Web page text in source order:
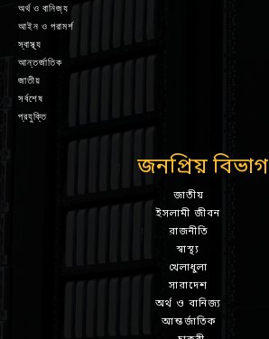
অর্থ ও বানিজ্য
আইন ও পরামর্শ
স্বাস্থ্য
আন্তর্জাতিক
জাতীয়
সর্বশেষ
প্রযুক্তি
জনপ্রিয় বিভাগ
জাতীয়
ইসলামী জীবন
রাজনীতি
স্বাস্থ্য
খেলাধুলা
সারাদেশ
অর্থ ও বানিজ্য
আন্তর্জাতিক